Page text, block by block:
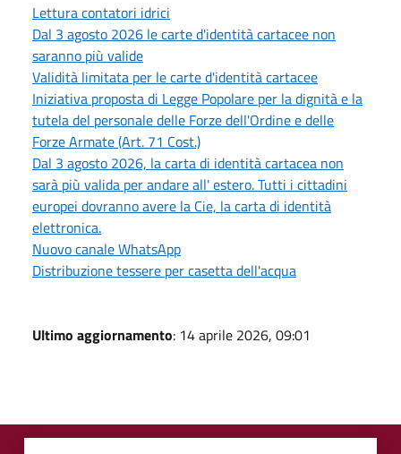
Lettura contatori idrici
Dal 3 agosto 2026 le carte d'identità cartacee non
saranno più valide
Validità limitata per le carte d'identità cartacee
Iniziativa proposta di Legge Popolare per la dignità e la
tutela del personale delle Forze dell'Ordine e delle
Forze Armate (Art. 71 Cost.)
Dal 3 agosto 2026, la carta di identità cartacea non
sarà più valida per andare all' estero. Tutti i cittadini
europei dovranno avere la Cie, la carta di identità
elettronica.
Nuovo canale WhatsApp
Distribuzione tessere per casetta dell'acqua
Ultimo aggiornamento: 14 aprile 2026, 09:01